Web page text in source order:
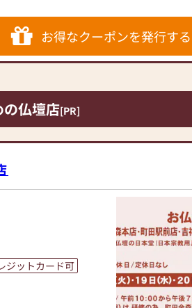
ご供養に寄り添い、
、当店にお越しくだ
ご覧いただけます。
す。」
も、
の情報から一緒に考
形に合わせてご提案
たいというご相談も
がら、
養の形をご提案して
をお手伝いできれば
様のペースに合わせ
お越しください。
お得なクーポンを発行する
仏壇店[PR]
ジットカード可